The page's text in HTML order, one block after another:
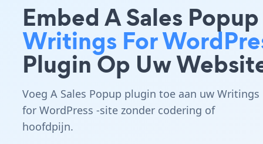
Embed A Sales Popup
Writings For
Plugin Op Uw
Voeg A Sales Popup plugin toe aan uw Writings
for WordPress -site zonder codering of
hoofdpijn.